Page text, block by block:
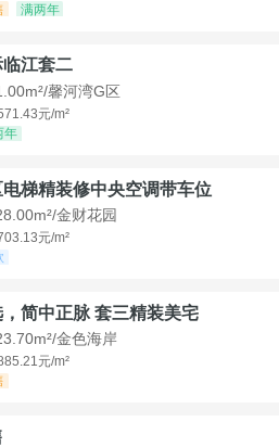
满两年
江套二
馨河湾G区
元/m²
年
梯精装修中央空调带车位
金财花园
元/m²
简中正脉 套三精装美宅
金色海岸
元/m²